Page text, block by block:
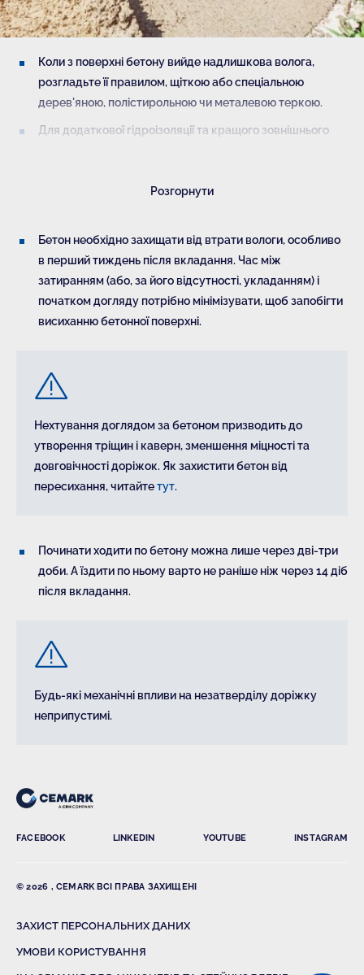
Коли з поверхні бетону вийде надлишкова волога,
розгладьте її правилом, щіткою або спеціальною
дерев'яною, полістирольною чи металевою теркою.
Для додаткової гідроізоляції та кращого зовнішнього
треба за допомогою кельми до утворення максимально
суміші біля верхнього шару бетону, що зменшує
стійкість доріжки до впливу погодних явищ.
Розгорнути
Бетон необхідно захищати від втрати вологи, особливо
в перший тиждень після вкладання. Час між
затиранням (або, за його відсутності, укладанням) і
початком догляду потрібно мінімізувати, щоб запобігти
висиханню бетонної поверхні.
Нехтування доглядом за бетоном призводить до
утворення тріщин і каверн, зменшення міцності та
довговічності доріжок. Як захистити бетон від
пересихання, читайтетут.
Починати ходити по бетону можна лише через дві-три
доби. А їздити по ньому варто не раніше ніж через 14 діб
після вкладання.
Будь-які механічні впливи на незатверділу доріжку
неприпустимі.
FACEBOOK LINKEDIN YOUTUBE INSTAGRAM
© 2026 , CEMARK ВСІ ПРАВА ЗАХИЩЕНІ
ЗАХИСТ ПЕРСОНАЛЬНИХ ДАНИХ
УМОВИ КОРИСТУВАННЯ